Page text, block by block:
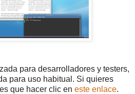
para desarrolladores y testers,
para uso habitual. Si quieres
que hacer clic en este enlace.